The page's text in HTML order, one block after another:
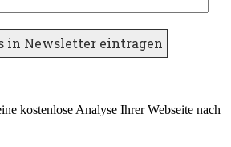
kostenlose Analyse Ihrer Webseite nach